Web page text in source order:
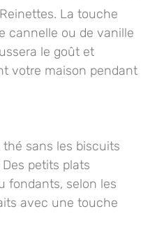
La touche
cannelle ou de vanille
le goût et
votre maison pendant
thé sans les biscuits
petits plats
fondants, selon les
avec une touche